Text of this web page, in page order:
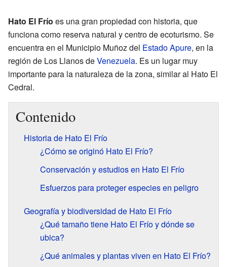
Hato El Frío es una gran propiedad con historia, que
funciona como reserva natural y centro de ecoturismo. Se
encuentra en el Municipio Muñoz del Estado Apure, en la
región de Los Llanos deVenezuela. Es un lugar muy
importante para la naturaleza de la zona, similar al Hato El
Cedral.
Contenido
Historia de Hato El Frío
¿Cómo se originó Hato El Frío?
Conservación y estudios en Hato El Frío
Esfuerzos para proteger especies en peligro
Geografía y biodiversidad de Hato El Frío
¿Qué tamaño tiene Hato El Frío y dónde se
ubica?
¿Qué animales y plantas viven en Hato El Frío?